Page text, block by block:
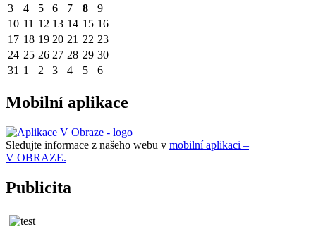
3
4 5 6 7 8
9
10 11 12 13 14 15 16
17 18 19 20 21 22 23
24 25 26 27 28 29 30
31 1 2 3 4 5 6
Mobilní aplikace
Sledujte informace z našeho webu v mobilní aplikaci –
V OBRAZE.
Publicita